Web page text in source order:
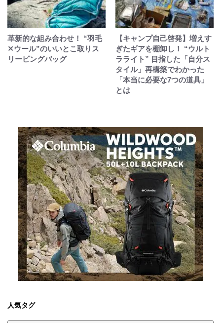
革新的な組み合わせ！ “羽毛
✕ウール”のいいとこ取りス
リーピングバッグ
【キャンプ自己啓発】増えす
ぎたギアを棚卸し！ “ウルト
ラライト” 目指した「自分ス
タイル」再構築でわかった
「本当に必要な7つの道具」
とは
人気タグ